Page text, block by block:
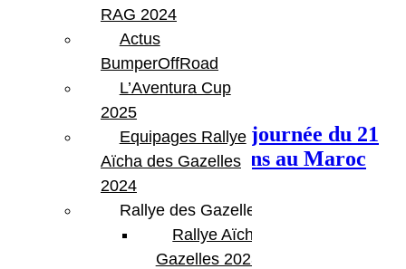
Previous Post
Rallye Aïcha des Gazelles journée du 21
mars. Erfoud : Vérifications au Maroc
RAG 2024
Actus
BumperOffRoad
L’Aventura Cup
2025
Equipages Rallye
Aïcha des Gazelles
2024
Rallye des Gazelles
Rallye Aïcha des
Gazelles 2023